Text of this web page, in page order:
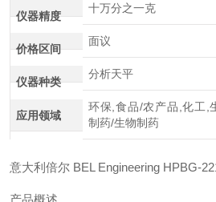
仪器精度
十万分之一克
价格区间
面议
仪器种类
分析天平
应用领域
环保,食品/农产品,化工,
制药/生物制药
意大利倍尔 BEL Engineering
产品概述